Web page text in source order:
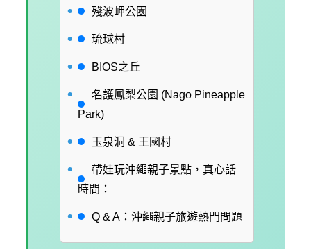
殘波岬公園
琉球村
BIOS之丘
名護鳳梨公園 (Nago Pineapple
Park)
玉泉洞 & 王國村
帶娃玩沖繩親子景點，真心話
時間：
Q & A：沖繩親子旅遊熱門問題